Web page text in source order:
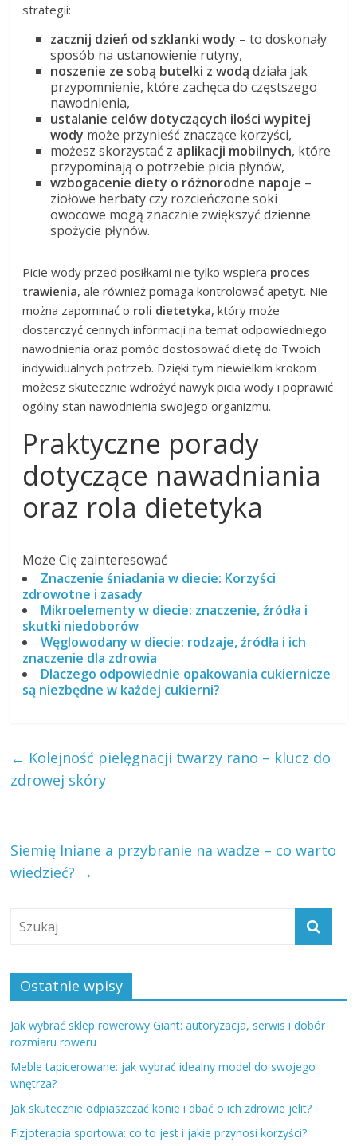
strategii:
zacznij dzień od szklanki wody – to doskonały
sposób na ustanowienie rutyny,
noszenie ze sobą butelki z wodą działa jak
przypomnienie, które zachęca do częstszego
nawodnienia,
ustalanie celów dotyczących ilości wypitej
wody może przynieść znaczące korzyści,
możesz skorzystać z aplikacji mobilnych, które
przypominają o potrzebie picia płynów,
wzbogacenie diety o różnorodne napoje –
ziołowe herbaty czy rozcieńczone soki
owocowe mogą znacznie zwiększyć dzienne
spożycie płynów.
Picie wody przed posiłkami nie tylko wspiera proces
trawienia, ale również pomaga kontrolować apetyt. Nie
można zapominać o roli dietetyka, który może
dostarczyć cennych informacji na temat odpowiedniego
nawodnienia oraz pomóc dostosować dietę do Twoich
indywidualnych potrzeb. Dzięki tym niewielkim krokom
możesz skutecznie wdrożyć nawyk picia wody i poprawić
ogólny stan nawodnienia swojego organizmu.
Praktyczne porady
dotyczące nawadniania
oraz rola dietetyka
Może Cię zainteresować
Znaczenie śniadania w diecie: Korzyści
zdrowotne i zasady
Mikroelementy w diecie: znaczenie, źródła i
skutki niedoborów
Węglowodany w diecie: rodzaje, źródła i ich
znaczenie dla zdrowia
Dlaczego odpowiednie opakowania cukiernicze
są niezbędne w każdej cukierni?
← Kolejność pielęgnacji twarzy rano – klucz do
zdrowej skóry
Siemię lniane a przybranie na wadze – co warto
wiedzieć? →
Ostatnie wpisy
Jak wybrać sklep rowerowy Giant: autoryzacja, serwis i dobór
rozmiaru roweru
Meble tapicerowane: jak wybrać idealny model do swojego
wnętrza?
Jak skutecznie odpiaszczać konie i dbać o ich zdrowie jelit?
Fizjoterapia sportowa: co to jest i jakie przynosi korzyści?